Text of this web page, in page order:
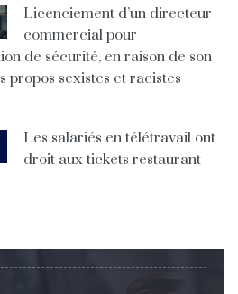
Licenciement d’un directeur
commercial pour
de sécurité, en raison de son
propos sexistes et racistes
Les salariés en télétravail ont
droit aux tickets restaurant